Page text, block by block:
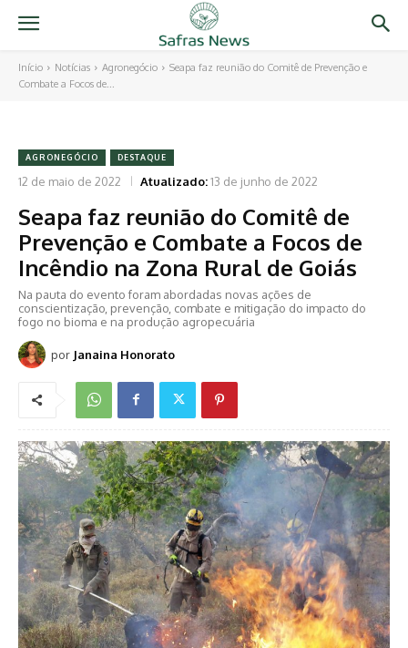
Início Notícias Agronegócio
Seapa faz reunião do Comitê de Prevenção e
Combate a Focos de...
AGRONEGÓCIO DESTAQUE
12 de maio de 2022 Atualizado:13 de junho de 2022
Seapa faz reunião do Comitê de
Prevenção e Combate a Focos de
Incêndio na Zona Rural de Goiás
Na pauta do evento foram abordadas novas ações de
conscientização, prevenção, combate e mitigação do impacto do
fogo no bioma e na produção agropecuária
por Janaina Honorato